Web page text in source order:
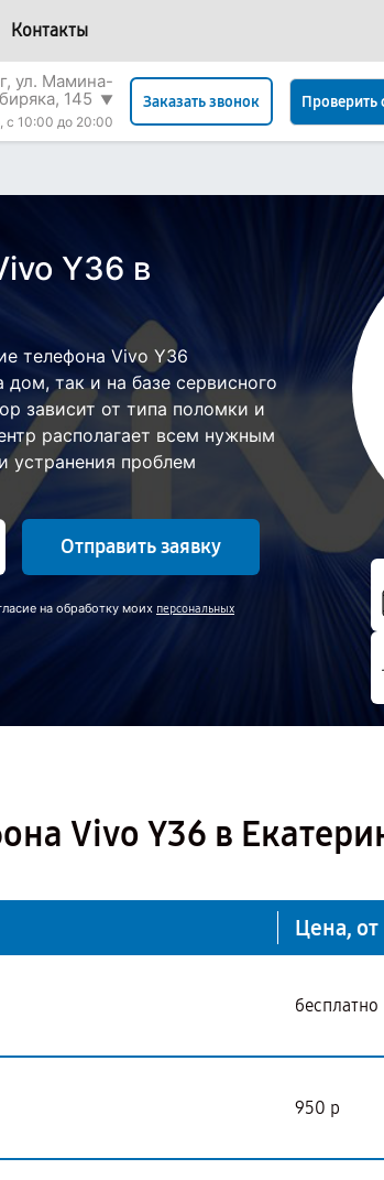
Контакты
ул. Мамина-
145 ▼
с 10:00 до 20:00
Заказать звонок Проверить
Y36 в
телефона Vivo Y36
так и на базе сервисного
зависит от типа поломки и
располагает всем нужным
устранения проблем
Отправить заявку
на обработку моих персональных
Vivo Y36 в
Цена, от
бесплатно
950 р